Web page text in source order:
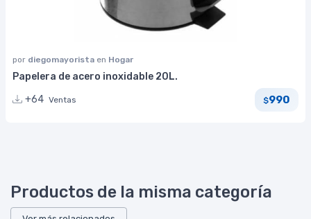
por diegomayorista en Hogar
Papelera de acero inoxidable 20L.
+64 Ventas $990
Productos de la misma categoría